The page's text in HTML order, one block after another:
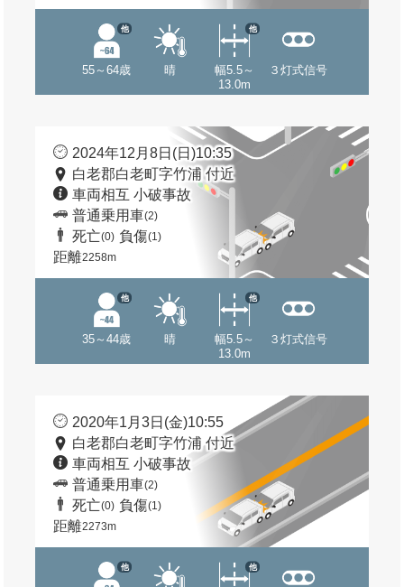
55～64歳
他
晴
幅5.5～
13.0m
他
３灯式信号
2024年12月8日(日)10:35
白老郡白老町字竹浦 付近
車両相互 小破事故
普通乗用車(2)
死亡(0) 負傷(1)
距離2258m
35～44歳
他
晴
幅5.5～
13.0m
他
３灯式信号
2020年1月3日(金)10:55
白老郡白老町字竹浦 付近
車両相互 小破事故
普通乗用車(2)
死亡(0) 負傷(1)
距離2273m
他 他